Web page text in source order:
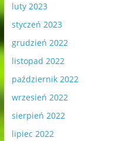
luty 2023
styczeń 2023
grudzień 2022
listopad 2022
październik 2022
wrzesień 2022
sierpień 2022
lipiec 2022